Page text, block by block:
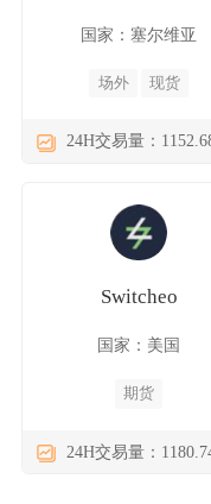
国家：塞尔维亚
场外 现货
24H交易量：
Switcheo
国家：美国
期货
24H交易量：